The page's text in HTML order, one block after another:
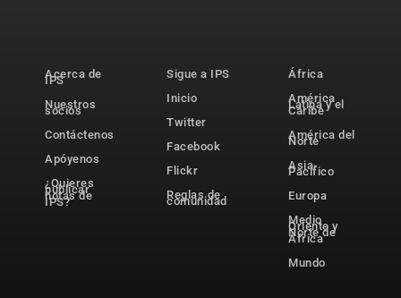
Acerca de
IPS
Nuestros
socios
Contáctenos
Apóyenos
¿Quieres
publicar
notas de
IPS?
Sigue a IPS
Inicio
Twitter
Facebook
Flickr
Reglas de
comunidad
África
América
Latina y el
Caribe
América del
Norte
Asia-
Pacífico
Europa
Medio
Oriente y
Norte de
África
Mundo